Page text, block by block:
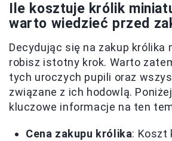
Ile kosztuje królik
warto wiedzieć przed
Decydując się na zakup królika
robisz istotny krok. Warto
tych uroczych pupili oraz
związane z ich hodowlą.
kluczowe informacje na ten
Cena zakupu królika: Koszt